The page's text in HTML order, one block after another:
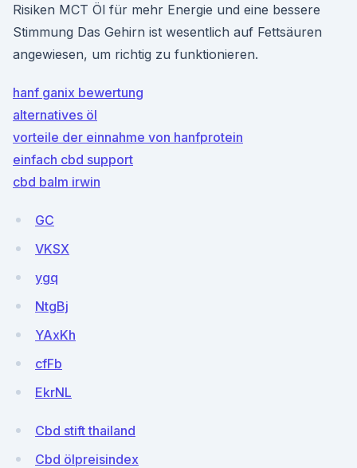
Risiken MCT Öl für mehr Energie und eine bessere
Stimmung Das Gehirn ist wesentlich auf Fettsäuren
angewiesen, um richtig zu funktionieren.
hanf ganix bewertung
alternatives öl
vorteile der einnahme von hanfprotein
einfach cbd support
cbd balm irwin
GC
VKSX
ygq
NtgBj
YAxKh
cfFb
EkrNL
Cbd stift thailand
Cbd ölpreisindex